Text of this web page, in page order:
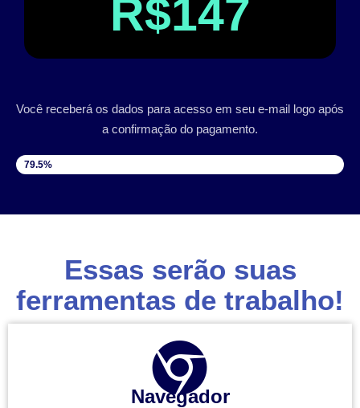
R$147
Você receberá os dados para acesso em seu e-mail logo após
a confirmação do pagamento.
VAGAS DISPONÍVEIS
79.5%
Essas serão suas
ferramentas de trabalho!
Navegador